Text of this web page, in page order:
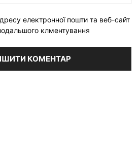
електронної пошти та веб-сайт
клментування